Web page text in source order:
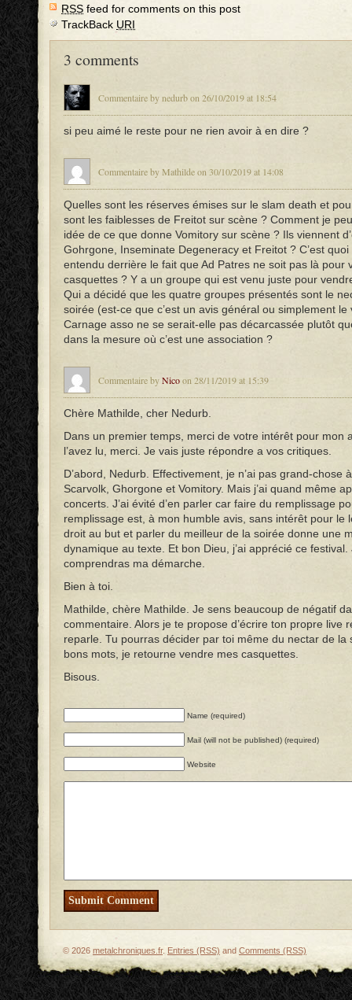
RSS feed for comments on this post
TrackBack URI
3 comments
Commentaire by nedurb on 26/10/2019 at 18:54
si peu aimé le reste pour ne rien avoir à en dire ?
Commentaire by Mathilde on 30/10/2019 at 14:08
Quelles sont les réserves émises sur le slam death et
sont les faiblesses de Freitot sur scène ? Comment je
idée de ce que donne Vomitory sur scène ? Ils viennent
Gohrgone, Inseminate Degeneracy et Freitot ? C’est
entendu derrière le fait que Ad Patres ne soit pas là pour
casquettes ? Y a un groupe qui est venu juste pour
Qui a décidé que les quatre groupes présentés sont le
soirée (est-ce que c’est un avis général ou simplement le
Carnage asso ne se serait-elle pas décarcassée plutôt
dans la mesure où c’est une association ?
Commentaire byNicoon 28/11/2019 at 15:39
Chère Mathilde, cher Nedurb.
Dans un premier temps, merci de votre intérêt pour mon
l’avez lu, merci. Je vais juste répondre a vos critiques.
D’abord, Nedurb. Effectivement, je n’ai pas grand-chose
Scarvolk, Ghorgone et Vomitory. Mais j’ai quand même
concerts. J’ai évité d’en parler car faire du remplissage
remplissage est, à mon humble avis, sans intérêt pour le
droit au but et parler du meilleur de la soirée donne une
dynamique au texte. Et bon Dieu, j’ai apprécié ce festival.
comprendras ma démarche.
Bien à toi.
Mathilde, chère Mathilde. Je sens beaucoup de négatif
commentaire. Alors je te propose d’écrire ton propre live
reparle. Tu pourras décider par toi même du nectar de la
bons mots, je retourne vendre mes casquettes.
Bisous.
Name (required)
Mail (will not be published) (required)
Website
© 2026 metalchroniques.fr. Entries (RSS) and Comments (RSS)